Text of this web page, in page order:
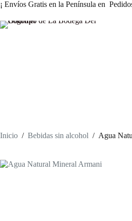
Saltar
contenido
¡ Envíos Gratis en la Península en
Inicio / Bebidas sin alcohol / Agua